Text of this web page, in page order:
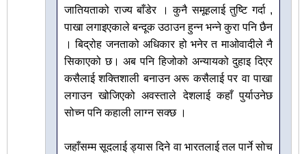
जातियताको राज्य बाँडेर । कुनै समूहलाई तुष्टि गर्दा ,
पाखा लगाइएकाले बन्दूक उठाउन हुन्न भन्ने कुरा पनि छैन
। बिद्रोह जनताको अधिकार हो भनेर त माओवादीले नै
सिकाएको छ। अब पनि हिजोको अन्यायको दुहाइ दिएर
कसैलाई शक्तिशाली बनाउन अरू कसैलाई पर वा पाखा
लगाउन खोजिएको अवस्ताले देशलाई कहाँ पुर्याउनेछ
सोच्न पनि कहाली लाग्न सक्छ ।
जहाँसम्म सूदलाई ड्यास दिने वा भारतलाई तल पार्ने सोच